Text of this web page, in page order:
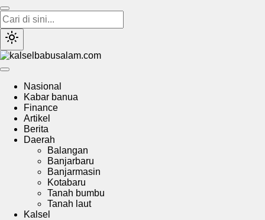
Nasional
Kabar banua
Finance
Artikel
Berita
Daerah
Balangan
Banjarbaru
Banjarmasin
Kotabaru
Tanah bumbu
Tanah laut
Kalsel